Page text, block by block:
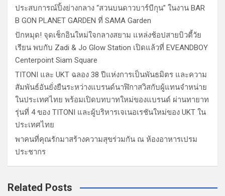
ประสบการณ์ปิ้งย่างกลาง “สวนบนดาวบาร์บีกุน” ในงาน BAR
B GON PLANET GARDEN ที่ SAMA Garden
ปักหมุด! จุดเช็กอินใหม่ใจกลางสยาม แหล่งช้อปสายบิวตี้วัย
เรียน พบกับ Zadi & Jo Glow Station เปิดแล้วที่ EVEANDBOY
Centerpoint Siam Square
TITONI และ UKT ฉลอง 38 ปีแห่งการเป็นพันธมิตร และความ
สัมพันธ์อันยั่งยืนระหว่างแบรนด์นาฬิกาสวิสกับผู้แทนจำหน่าย
ในประเทศไทย พร้อมเปิดบทบาทใหม่ของแบรนด์ ผ่านทายาท
รุ่นที่ 4 ของ TITONI และผู้บริหารเจเนอเรชันใหม่ของ UKT ใน
ประเทศไทย
พาคนที่คุณรักมาสร้างความสุขร่วมกัน ณ ห้องอาหารเปรม
ประชากร
Related Posts